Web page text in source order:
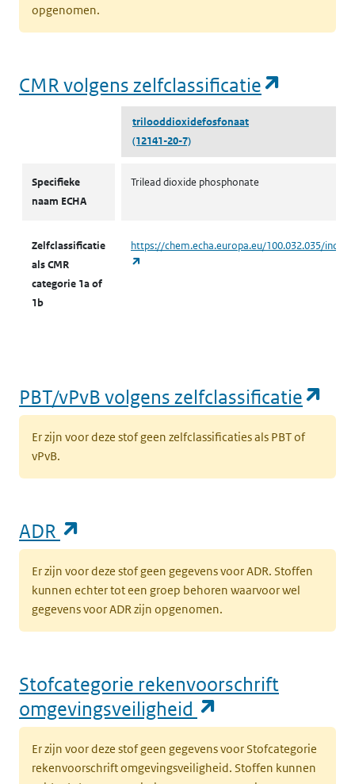
opgenomen.
CMR volgens zelfclassificatie
trilooddioxidefosfonaat
(12141-20-7)
Specifieke
naam ECHA
Trilead dioxide phosphonate
Zelfclassificatie
als CMR
categorie 1a of
1b
https://chem.echa.europa.eu/100.032.035/
PBT/vPvB volgens zelfclassificatie
Er zijn voor deze stof geen zelfclassificaties als PBT of
vPvB.
ADR
Er zijn voor deze stof geen gegevens voor ADR. Stoffen
kunnen echter tot een groep behoren waarvoor wel
gegevens voor ADR zijn opgenomen.
Stofcategorie rekenvoorschrift
omgevingsveiligheid
Er zijn voor deze stof geen gegevens voor Stofcategorie
rekenvoorschrift omgevingsveiligheid. Stoffen kunnen